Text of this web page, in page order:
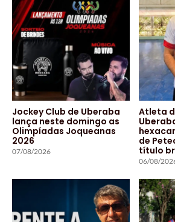
Jockey Club de Uberaba
lança neste domingo as
Olimpíadas Joqueanas
2026
07/08/2026
Atleta
de
título
06/08/